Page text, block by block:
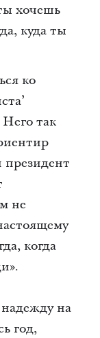
хочешь
куда ты
ко
так
президент
не
когда
на
год,